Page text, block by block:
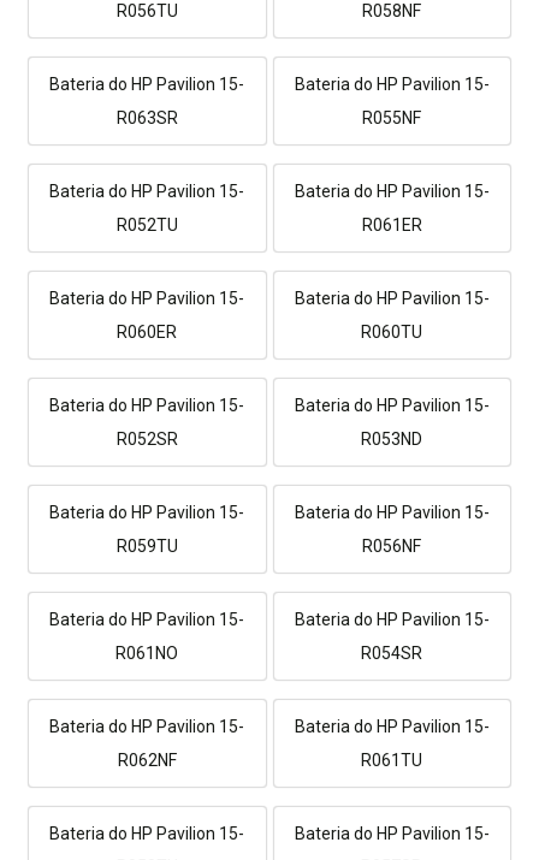
R056TU
R058NF
Bateria do HP Pavilion 15-
R063SR
Bateria do HP Pavilion 15-
R055NF
Bateria do HP Pavilion 15-
R052TU
Bateria do HP Pavilion 15-
R061ER
Bateria do HP Pavilion 15-
R060ER
Bateria do HP Pavilion 15-
R060TU
Bateria do HP Pavilion 15-
R052SR
Bateria do HP Pavilion 15-
R053ND
Bateria do HP Pavilion 15-
R059TU
Bateria do HP Pavilion 15-
R056NF
Bateria do HP Pavilion 15-
R061NO
Bateria do HP Pavilion 15-
R054SR
Bateria do HP Pavilion 15-
R062NF
Bateria do HP Pavilion 15-
R061TU
Bateria do HP Pavilion 15-
Bateria do HP Pavilion 15-